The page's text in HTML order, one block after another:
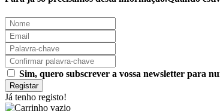
Sim, quero subscrever a vossa newsletter para
Registar
Já tenho registo!